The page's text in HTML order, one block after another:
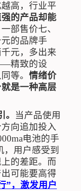
高，行业平
的产品却能
部售价七、
的品牌手
元，多出来
精致的设
等。 情绪价
是一种高层
当产品使用
向追加投入
电池的手
，用户感受到
的差距。而
可能要高得
”，激发用户